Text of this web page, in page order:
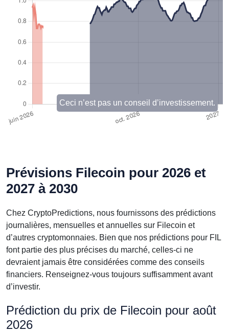
Ceci n’est pas un conseil d’investissement.
Prévisions Filecoin pour 2026 et
2027 à 2030
Chez CryptoPredictions, nous fournissons des prédictions
journalières, mensuelles et annuelles sur Filecoin et
d’autres cryptomonnaies. Bien que nos prédictions pour FIL
font partie des plus précises du marché, celles-ci ne
devraient jamais être considérées comme des conseils
financiers. Renseignez-vous toujours suffisamment avant
d’investir.
Prédiction du prix de Filecoin pour août
2026